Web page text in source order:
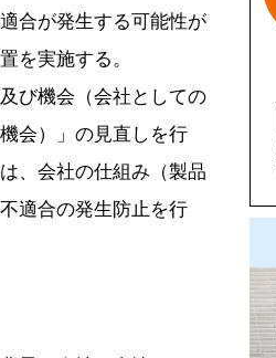
合が発生する可能性が
を実施する。
び機会（会社としての
会）」の見直しを行
、会社の仕組み（製品
適合の発生防止を行